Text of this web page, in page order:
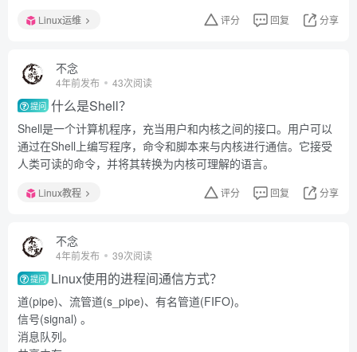
Linux运维 评分 回复 分享
不念
4年前发布 43次阅读
提问 什么是Shell？
Shell是一个计算机程序，充当用户和内核之间的接口。用户可以
通过在Shell上编写程序，命令和脚本来与内核进行通信。它接受
人类可读的命令，并将其转换为内核可理解的语言。
Linux教程 评分 回复 分享
不念
4年前发布 39次阅读
提问 Linux使用的进程间通信方式？
道(pipe)、流管道(s_pipe)、有名管道(FIFO)。
信号(signal) 。
消息队列。